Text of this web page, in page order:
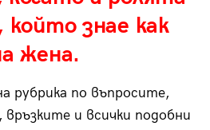
знае как
жена.
рубрика по въпросите,
връзките и всички подобни